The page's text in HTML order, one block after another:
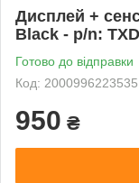
Дисплей +
Black - p/n:
Готово до відправки
Код: 2000996223535
950 ₴